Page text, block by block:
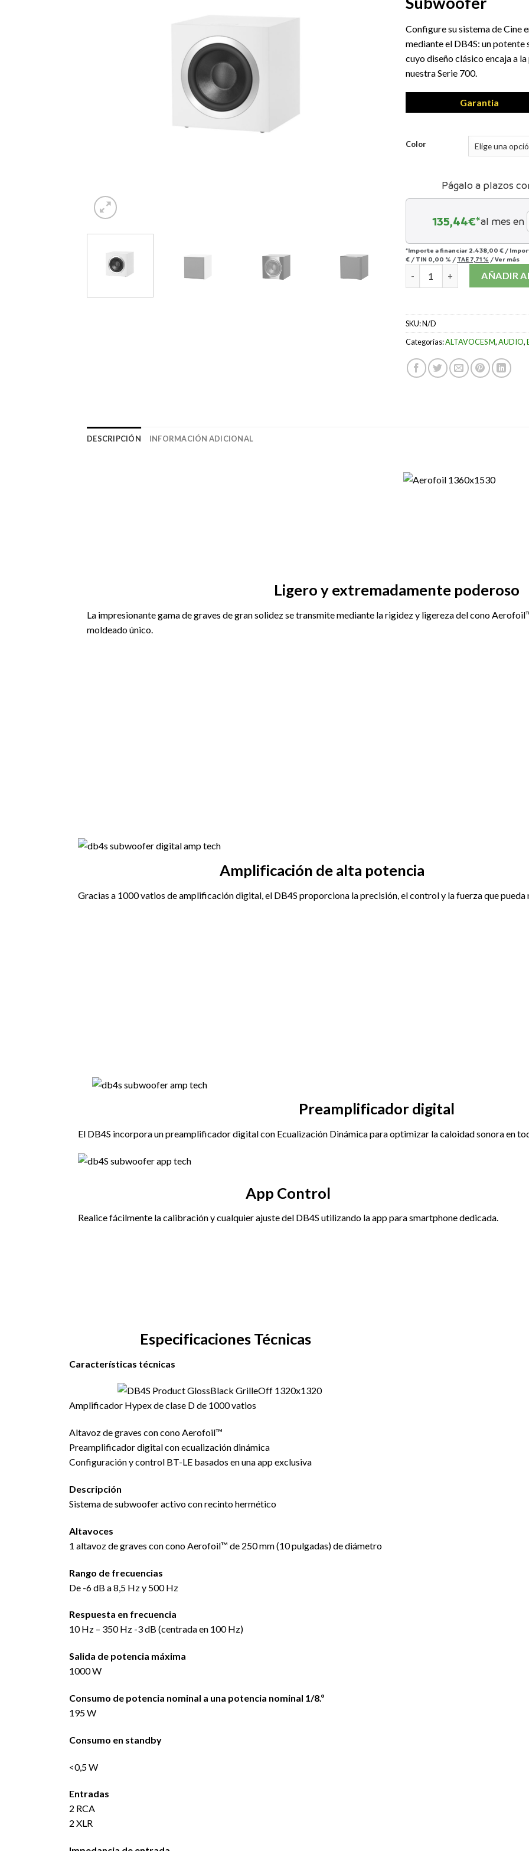
Configure su sistema de Cine
mediante el DB4S: un
cuyo diseño clásico encaja a
nuestra Serie 700.
Garantia
Color
Págalo a plazos
135,44€*al mes en
*Importe a financiar 2.438,00 € /
€ / TIN 0,00 % / TAE 7,71 % /Ver más
BOWERS & WILKINS DB4S
AÑADIR
SKU:N/D
Categorías:ALTAVOCES M,AUDIO,
DESCRIPCIÓN INFORMACIÓN ADICIONAL
Ligero y extremadamente poderoso
La impresionante gama de graves de gran solidez se transmite mediante la rigidez y ligereza del cono
moldeado único.
Amplificación de alta potencia
Gracias a 1000 vatios de amplificación digital, el DB4S proporciona la precisión, el control y la fuerza que pueda
Preamplificador digital
El DB4S incorpora un preamplificador digital con Ecualización Dinámica para optimizar la caloidad sonora en
App Control
Realice fácilmente la calibración y cualquier ajuste del DB4S utilizando la app para smartphone dedicada.
Especificaciones Técnicas
Características técnicas
Amplificador Hypex de clase D de 1000 vatios
Altavoz de graves con cono Aerofoil™
Preamplificador digital con ecualización dinámica
Configuración y control BT-LE basados en una app exclusiva
Descripción
Sistema de subwoofer activo con recinto hermético
Altavoces
1 altavoz de graves con cono Aerofoil™ de 250 mm (10 pulgadas) de diámetro
Rango de frecuencias
De -6 dB a 8,5 Hz y 500 Hz
Respuesta en frecuencia
10 Hz – 350 Hz -3 dB (centrada en 100 Hz)
Salida de potencia máxima
1000 W
Consumo de potencia nominal a una potencia nominal 1/8.º
195 W
Consumo en standby
<0,5 W
Entradas
2 RCA
2 XLR